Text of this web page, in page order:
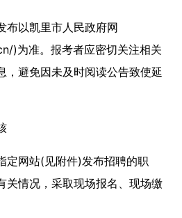
布以凯里市人民政府网
)为准。报考者应密切关注相关
，避免因未及时阅读公告致使延
定网站(见附件)发布招聘的职
关情况，采取现场报名、现场缴